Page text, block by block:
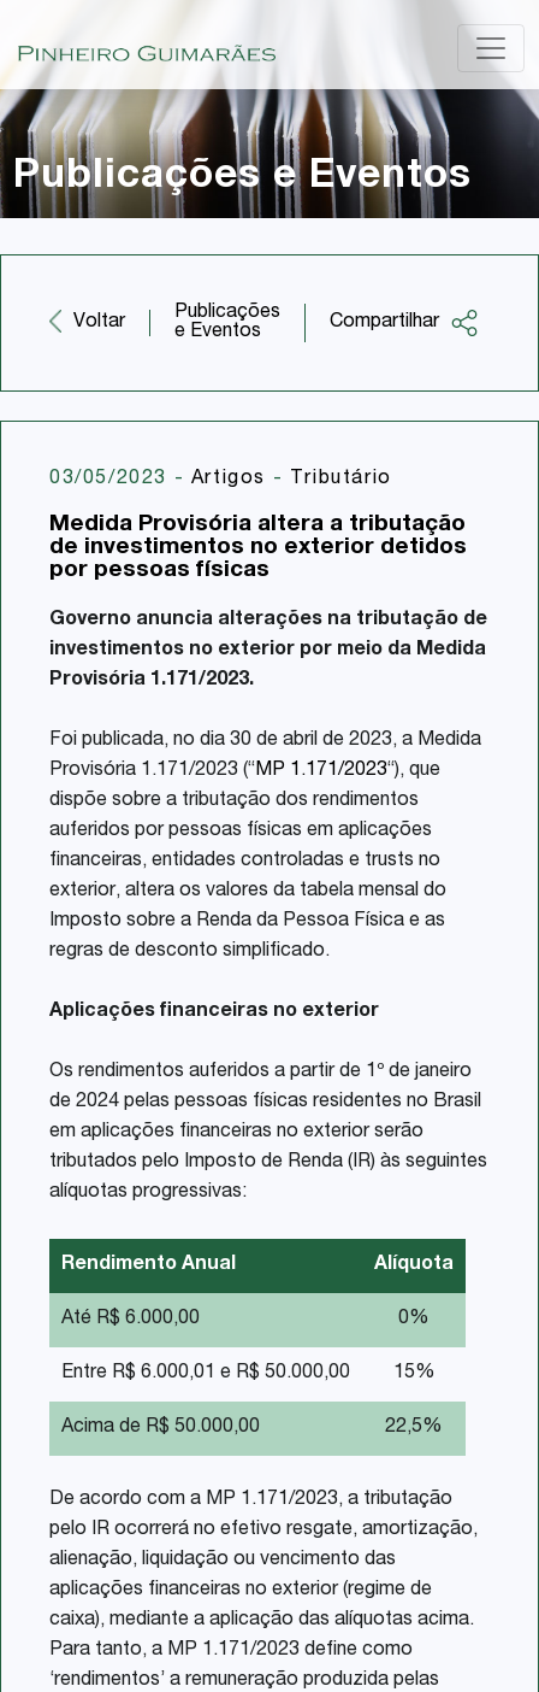
Publicações e Eventos
Voltar
Publicações
e Eventos
Compartilhar
Twitter
Share
03/05/2023 - Artigos - Tributário
Medida Provisória altera a tributação
de investimentos no exterior detidos
por pessoas físicas
Governo anuncia alterações na tributação de
investimentos no exterior por meio da Medida
Provisória 1.171/2023.
Foi publicada, no dia 30 de abril de 2023, a Medida
Provisória 1.171/2023 (“MP 1.171/2023“), que
dispõe sobre a tributação dos rendimentos
auferidos por pessoas físicas em aplicações
financeiras, entidades controladas e trusts no
exterior, altera os valores da tabela mensal do
Imposto sobre a Renda da Pessoa Física e as
regras de desconto simplificado.
Aplicações financeiras no exterior
Os rendimentos auferidos a partir de 1º de janeiro
de 2024 pelas pessoas físicas residentes no Brasil
em aplicações financeiras no exterior serão
tributados pelo Imposto de Renda (IR) às seguintes
alíquotas progressivas:
Rendimento Anual Alíquota
Até R$ 6.000,00 0%
Entre R$ 6.000,01 e R$ 50.000,00 15%
Acima de R$ 50.000,00 22,5%
De acordo com a MP 1.171/2023, a tributação
pelo IR ocorrerá no efetivo resgate, amortização,
alienação, liquidação ou vencimento das
aplicações financeiras no exterior (regime de
caixa), mediante a aplicação das alíquotas acima.
Para tanto, a MP 1.171/2023 define como
‘rendimentos’ a remuneração produzida pelas